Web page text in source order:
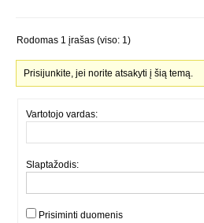
Rodomas 1 įrašas (viso: 1)
Prisijunkite, jei norite atsakyti į šią temą.
Vartotojo vardas:
Slaptažodis:
Prisiminti duomenis